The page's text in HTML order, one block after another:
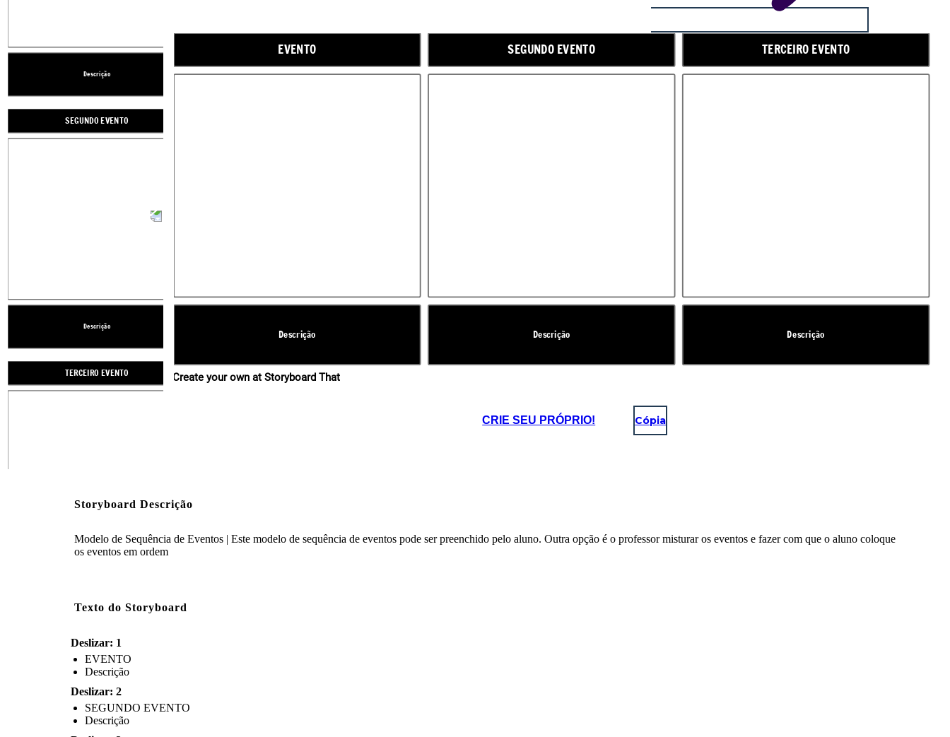
Descrição Descrição Descrição
SEGUNDO EVENTO
Descrição
TERCEIRO EVENTO Create your own at Storyboard That
EVENTO SEGUNDO EVENTO TERCEIRO EVENTO
Descrição Descrição Descrição
CRIE SEU PRÓPRIO! Cópia
Storyboard Descrição
Modelo de Sequência de Eventos | Este modelo de sequência de eventos pode ser preenchido pelo aluno. Outra opção é o professor misturar os eventos e fazer com que o aluno coloque
os eventos em ordem
Texto do Storyboard
Deslizar: 1
EVENTO
Descrição
Deslizar: 2
SEGUNDO EVENTO
Descrição